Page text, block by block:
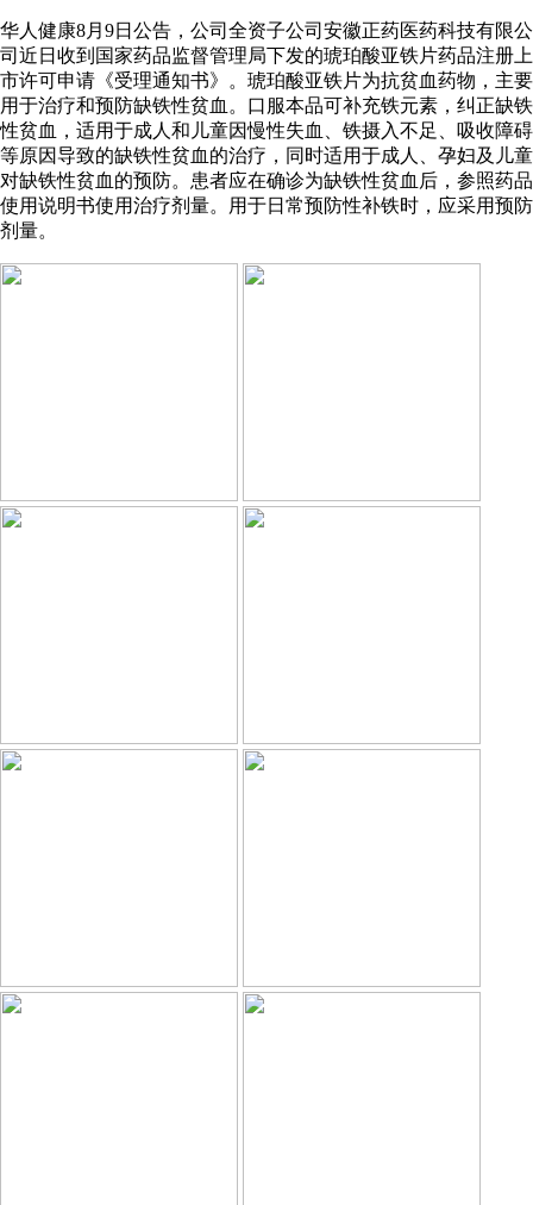
华人健康8月9日公告，公司全资子公司安徽正药医药科技有限公
司近日收到国家药品监督管理局下发的琥珀酸亚铁片药品注册上
市许可申请《受理通知书》。琥珀酸亚铁片为抗贫血药物，主要
用于治疗和预防缺铁性贫血。口服本品可补充铁元素，纠正缺铁
性贫血，适用于成人和儿童因慢性失血、铁摄入不足、吸收障碍
等原因导致的缺铁性贫血的治疗，同时适用于成人、孕妇及儿童
对缺铁性贫血的预防。患者应在确诊为缺铁性贫血后，参照药品
使用说明书使用治疗剂量。用于日常预防性补铁时，应采用预防
剂量。